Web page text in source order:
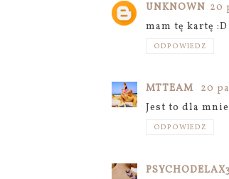
UNKNOWN 20
mam tę kartę
ODPOWIEDZ
MTTEAM
20
Jest to dla
ODPOWIEDZ